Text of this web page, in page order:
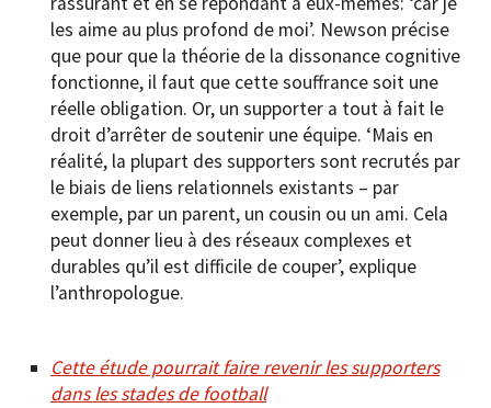
les aime au plus profond de moi’. Newson précise
que pour que la théorie de la dissonance cognitive
fonctionne, il faut que cette souffrance soit une
réelle obligation. Or, un supporter a tout à fait le
droit d’arrêter de soutenir une équipe. ‘Mais en
réalité, la plupart des supporters sont recrutés par
le biais de liens relationnels existants – par
exemple, par un parent, un cousin ou un ami. Cela
peut donner lieu à des réseaux complexes et
durables qu’il est difficile de couper’, explique
l’anthropologue.
Cette étude pourrait faire revenir les supporters
dans les stades de football